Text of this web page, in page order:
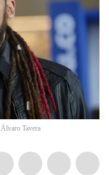
Álvaro Tavera